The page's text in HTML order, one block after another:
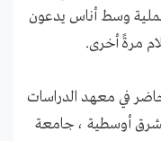
وسط أناس يدعون
مرةً أخرى.
في معهد الدراسات
أوسطية ، جامعة